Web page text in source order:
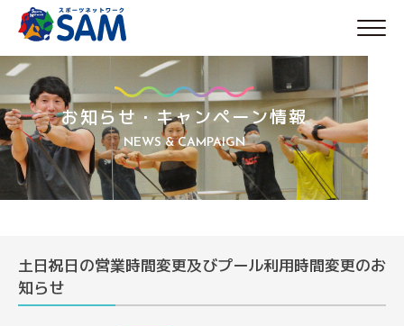
Skip
content お知らせ・キャンペーン情報
NEWS & CAMPAIGN
土日祝日の営業時間変更及びプール利用時間変更のお
知らせ